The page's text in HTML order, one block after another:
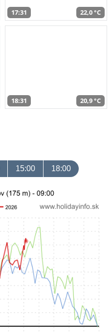
17:31 22,0 °C
18:31 20,9 °C
15:00 18:00